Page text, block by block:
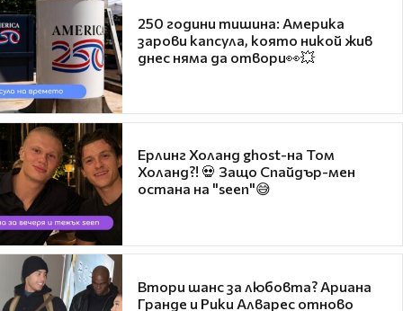
250 години тишина: Америка
зарови капсула, която никой жив
днес няма да отвори👀💥
Ерлинг Холанд ghost-на Том
Холанд?! 💀 Защо Спайдър-мен
остана на "seen"😅
Втори шанс за любовта? Ариана
Гранде и Рики Алварес отново